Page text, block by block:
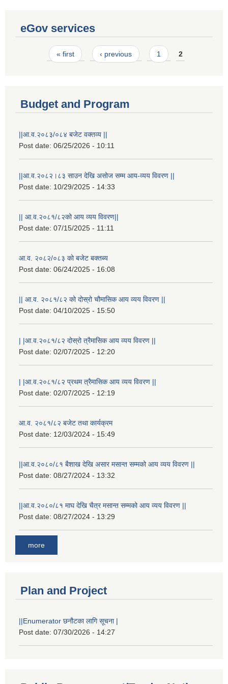
eGov services
Pages« first ‹ previous 1 2
Budget and Program
||आ.व.२०८३/०८४ बजेट वक्तव्य ||
Post date: 06/25/2026 - 10:11
||आ.व.२०८२।८३ साउन देखि असोज सम्म आय-व्यय विवरण ||
Post date: 10/29/2025 - 14:33
|| आ.व.२०८१/८२को आय व्यय विवरण||
Post date: 07/15/2025 - 11:11
आ.व. २०८२/०८३ को बजेट बक्तब्य
Post date: 06/24/2025 - 16:08
|| आ.व. २०८१/८२ को दोस्रो चौमासिक आय व्यय विवरण ||
Post date: 04/10/2025 - 15:50
| |आ.व.२०८१/८२ दोस्रो त्रैमासिक आय व्यय विवरण ||
Post date: 02/07/2025 - 12:20
| |आ.व.२०८१/८२ प्रथम त्रैमासिक आय व्यय विवरण ||
Post date: 02/07/2025 - 12:19
आ.व. २०८१/८२ बजेट तथा कार्यक्रम
Post date: 12/03/2024 - 15:49
||आ.व.२०८०/८१ बैशाख देखि असार मसान्त सम्मको आय व्यय विवरण ||
Post date: 08/27/2024 - 13:32
||आ.व.२०८०/८१ माघ देखि चैत्र मसान्त सम्मको आय व्यय विवरण ||
Post date: 08/27/2024 - 13:29
more
Plan and Project
||Enumerator छनौटका लागि सूचना |
Post date: 07/30/2026 - 14:27